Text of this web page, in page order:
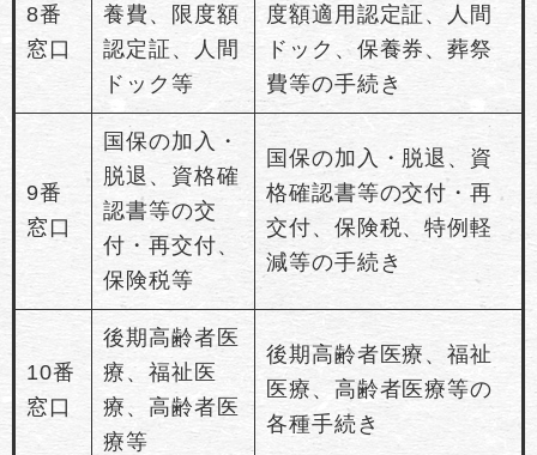
8番
窓口
養費、限度額
認定証、人間
ドック等
度額適用認定証、人間
ドック、保養券、葬祭
費等の手続き
9番
窓口
国保の加入・
脱退、資格確
認書等の交
付・再交付、
保険税等
国保の加入・脱退、資
格確認書等の交付・再
交付、保険税、特例軽
減等の手続き
10番
窓口
後期高齢者医
療、福祉医
療、高齢者医
療等
後期高齢者医療、福祉
医療、高齢者医療等の
各種手続き